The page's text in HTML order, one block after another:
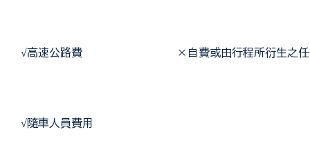
√高速公路費                 ×自費或由行程所衍生之
√隨車人員費用